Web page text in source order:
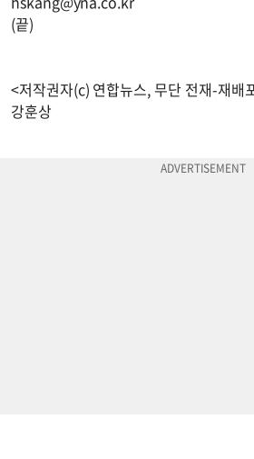
(끝)
<저작권자(c) 연합뉴스, 무단 전재-재배
강훈상